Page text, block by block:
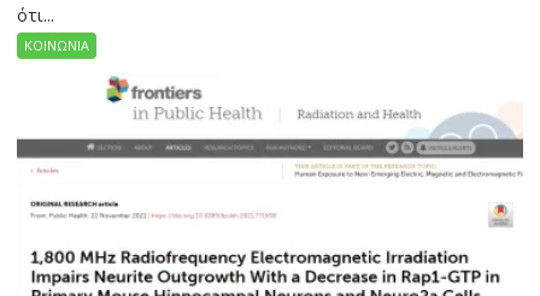
ότι...
ΚΟΙΝΩΝΙΑ